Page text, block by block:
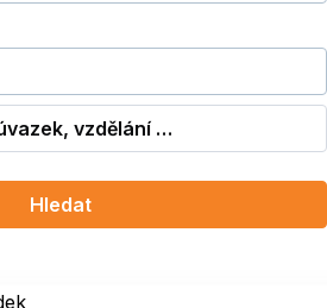
vzdělání …
Hledat